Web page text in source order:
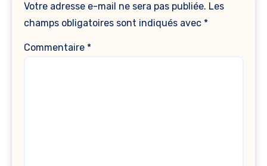
Votre adresse e-mail ne sera pas publiée. Les
champs obligatoires sont indiqués avec *
Commentaire *